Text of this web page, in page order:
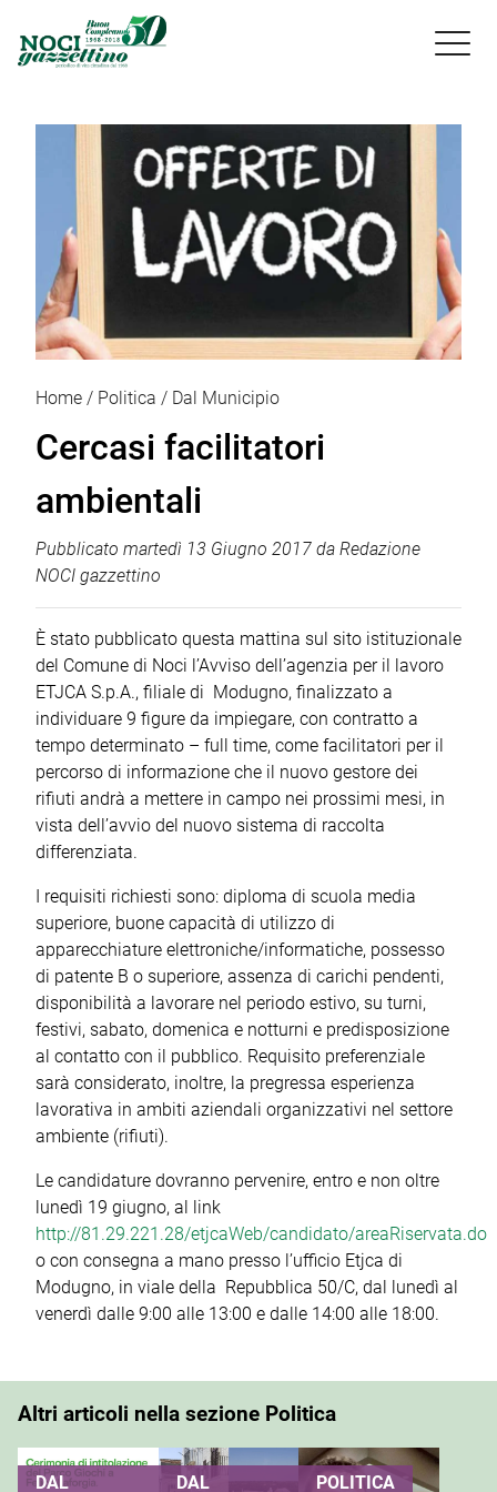

Home Politica Dal Municipio
Cercasi facilitatori
ambientali
Pubblicato martedì 13 Giugno 2017 da Redazione
NOCI gazzettino
È stato pubblicato questa mattina sul sito istituzionale
del Comune di Noci l’Avviso dell’agenzia per il lavoro
ETJCA S.p.A., filiale di Modugno, finalizzato a
individuare 9 figure da impiegare, con contratto a
tempo determinato – full time, come facilitatori per il
percorso di informazione che il nuovo gestore dei
rifiuti andrà a mettere in campo nei prossimi mesi, in
vista dell’avvio del nuovo sistema di raccolta
differenziata.
I requisiti richiesti sono: diploma di scuola media
superiore, buone capacità di utilizzo di
apparecchiature elettroniche/informatiche, possesso
di patente B o superiore, assenza di carichi pendenti,
disponibilità a lavorare nel periodo estivo, su turni,
festivi, sabato, domenica e notturni e predisposizione
al contatto con il pubblico. Requisito preferenziale
sarà considerato, inoltre, la pregressa esperienza
lavorativa in ambiti aziendali organizzativi nel settore
ambiente (rifiuti).
Le candidature dovranno pervenire, entro e non oltre
lunedì 19 giugno, al link
http://81.29.221.28/etjcaWeb/candidato/areaRiservata.do
o con consegna a mano presso l’ufficio Etjca di
Modugno, in viale della Repubblica 50/C, dal lunedì al
venerdì dalle 9:00 alle 13:00 e dalle 14:00 alle 18:00.
Altri articoli nella sezione Politica
DAL
DAL
POLITICA